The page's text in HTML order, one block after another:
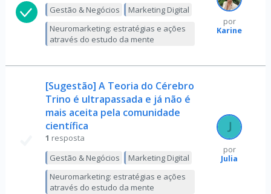
Gestão & Negócios
Marketing Digital
Neuromarketing: estratégias e ações
através do estudo da mente
por
Karine
[Sugestão] A Teoria do Cérebro
Trino é ultrapassada e já não é
mais aceita pela comunidade
científica
1 resposta
Gestão & Negócios
Marketing Digital
Neuromarketing: estratégias e ações
através do estudo da mente
por
Julia